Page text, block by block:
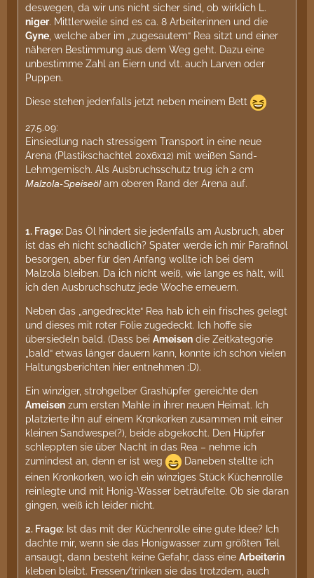
deswegen, da wir uns nicht sicher sind, ob wirklich L.
niger. Mittlerweile sind es ca. 8 Arbeiterinnen und die
Gyne , welche aber im „zugesautem“ Rea sitzt und einer
näheren Bestimmung aus dem Weg geht. Dazu eine
unbestimme Zahl an Eiern und vlt. auch Larven oder
Puppen.
Diese stehen jedenfalls jetzt neben meinem Bett
27.5.09:
Einsiedlung nach stressigem Transport in eine neue
Arena (Plastikschachtel 20x6x12) mit weißen Sand-
Lehmgemisch. Als Ausbruchsschutz trug ich 2 cm
Malzola-Speiseölam oberen Rand der Arena auf.
1. Frage: Das Öl hindert sie jedenfalls am Ausbruch, aber
ist das eh nicht schädlich? Später werde ich mir Parafinöl
besorgen, aber für den Anfang wollte ich bei dem
Malzola bleiben. Da ich nicht weiß, wie lange es hält, will
ich den Ausbruchschutz jede Woche erneuern.
Neben das „angedreckte“ Rea hab ich ein frisches gelegt
und dieses mit roter Folie zugedeckt. Ich hoffe sie
übersiedeln bald. (Dass bei Ameisen die Zeitkategorie
„bald“ etwas länger dauern kann, konnte ich schon vielen
Haltungsberichten hier entnehmen :D).
Ein winziger, strohgelber Grashüpfer gereichte den
Ameisen zum ersten Mahle in ihrer neuen Heimat. Ich
platzierte ihn auf einem Kronkorken zusammen mit einer
kleinen Sandwespe(?), beide abgekocht. Den Hüpfer
schleppten sie über Nacht in das Rea – nehme ich
zumindest an, denn er ist weg
Daneben stellte ich
einen Kronkorken, wo ich ein winziges Stück Küchenrolle
reinlegte und mit Honig-Wasser beträufelte. Ob sie daran
gingen, weiß ich leider nicht.
2. Frage: Ist das mit der Küchenrolle eine gute Idee? Ich
dachte mir, wenn sie das Honigwasser zum größten Teil
ansaugt, dann besteht keine Gefahr, dass eine Arbeiterin
kleben bleibt. Fressen/trinken sie das trotzdem, auch